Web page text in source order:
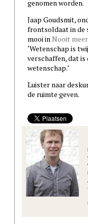
genomen worden.
Jaap Goudsmit,
frontsoldaat in de
mooi in Nooit
‘Wetenschap is
verschaffen, dat is
wetenschap.’
Luister naar
de ruimte geven.